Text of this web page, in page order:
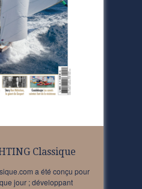
Classique
a été conçu pour
jour ; développant